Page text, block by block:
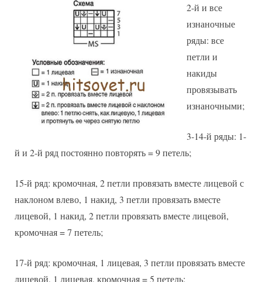
2-й и все
изнаночные
ряды: все
петли и
накиды
провязывать
изнаночными;
3-14-й ряды: 1-
й и 2-й ряд постоянно повторять = 9 петель;
15-й ряд: кромочная, 2 петли провязать вместе лицевой с
наклоном влево, 1 накид, 3 петли провязать вместе
лицевой, 1 накид, 2 петли провязать вместе лицевой,
кромочная = 7 петель;
17-й ряд: кромочная, 1 лицевая, 3 петли провязать вместе
лицевой, 1 лицевая, кромочная = 5 петель;